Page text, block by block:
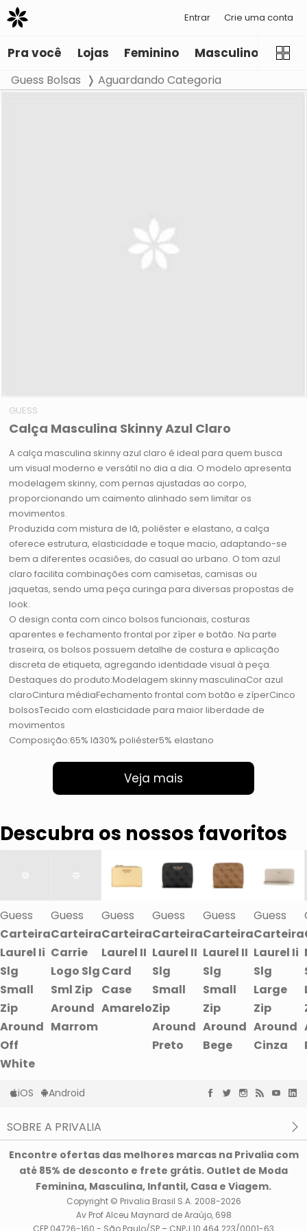
Entrar Crie uma conta
Pra você Lojas Feminino Masculino
Guess Bolsas Aguardando Categoria
GUESS
Calça Masculina Skinny Azul Claro
A calça masculina skinny azul claro é ideal para quem busca
um visual moderno e versátil no dia a dia. O modelo apresenta
modelagem skinny, com pernas ajustadas ao corpo,
proporcionando um caimento alinhado sem limitar os
movimentos.
Produzida com mistura de lã, poliéster e elastano, a calça
oferece estrutura, elasticidade e toque macio, adaptando-se
bem a diferentes ocasiões, do casual ao urbano. O tom azul
claro facilita combinações com camisetas, camisas ou
jaquetas, sendo uma peça curinga para diversas propostas de
look.
O design conta com cinco bolsos funcionais, costuras
aparentes e fechamento frontal por zíper e botão. Na parte
traseira, os bolsos possuem detalhe de costura e aplicação
discreta de etiqueta, agregando identidade visual à peça.
Destaques do produto:Modelagem skinny masculinaCor azul
claroCintura médiaFechamento frontal com botão e zíperCinco
bolsosTecido com elasticidade para maior liberdade de
movimentos
Composição:65% lã30% poliéster5% elastano
Veja mais
Descubra os nossos favoritos
Guess
Carteira
Laurel Ii
Slg
Small
Zip
Around
Off
White
Guess
Carteira
Carrie
Logo Slg
Sml Zip
Around
Marrom
Guess
Carteira
Laurel II
Card
Case
Amarelo
Guess
Carteira
Laurel II
Slg
Small
Zip
Around
Preto
Guess
Carteira
Laurel II
Slg
Small
Zip
Around
Bege
Guess
Carteira
Laurel Ii
Slg
Large
Zip
Around
Cinza
iOS Android
SOBRE A PRIVALIA
Privacidade e Cookies
Condições de uso
Encontre ofertas das melhores marcas na Privalia com
até 85% de desconto e frete grátis. Outlet de Moda
Feminina, Masculina, Infantil, Casa e Viagem.
Copyright © Privalia Brasil S.A. 2008-2026
Av Prof Alceu Maynard de Araújo, 698
CEP 04726-160 - São Paulo/SP – CNPJ 10.464.223/0001-63